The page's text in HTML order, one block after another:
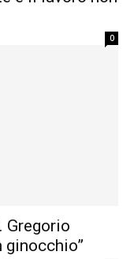
0
Gregorio
ginocchio”